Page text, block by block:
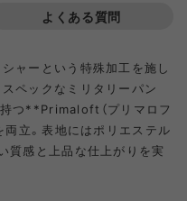
ADD TO CART
L SOLD OUT
よくある質問
ャーという特殊加工を施し
ペックなミリタリーパン
つ**Primaloft（プリマロフ
両立。表地にはポリエステル
質感と上品な仕上がりを実